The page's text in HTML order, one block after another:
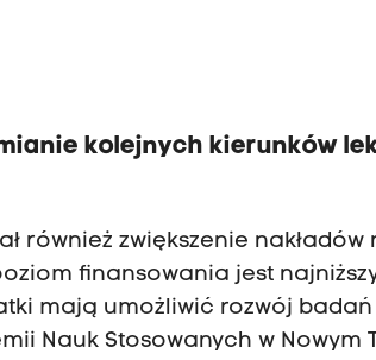
kolejnych kierunków
również zwiększenie
finansowania jest
mają umożliwić rozwój
Nauk Stosowanych w Nowym